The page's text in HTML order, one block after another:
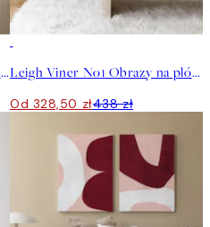
Arty Guava No1 Obrazy na płótnie Duo Leigh Viner No1 Obrazy na płótnie Duo
Od 328,50 zł438 zł